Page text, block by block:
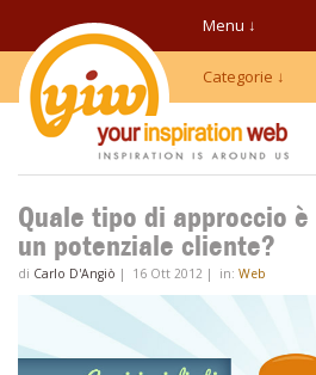
Menu ↓
Categorie ↓
Quale tipo di approccio
un potenziale cliente?
di Carlo D'Angiò | 16 Ott 2012 | in: Web